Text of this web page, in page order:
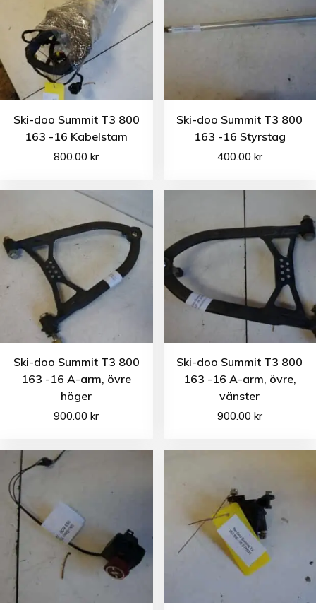
Ski-doo Summit T3 800
163 -16 Kabelstam
800.00kr
Ski-doo Summit T3 800
163 -16 Styrstag
400.00 kr
Ski-doo Summit T3 800
163 -16 A-arm, övre
höger
900.00kr
Ski-doo Summit T3 800
163 -16 A-arm, övre,
vänster
900.00 kr